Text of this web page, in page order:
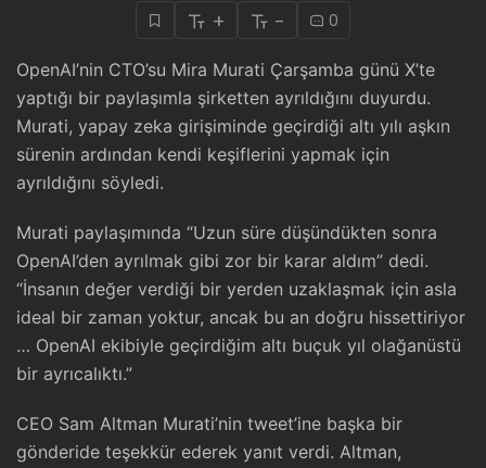
+ - 0
OpenAI’nin CTO’su Mira Murati Çarşamba günü X’te
yaptığı bir paylaşımla şirketten ayrıldığını duyurdu.
Murati, yapay zeka girişiminde geçirdiği altı yılı aşkın
sürenin ardından kendi keşiflerini yapmak için
ayrıldığını söyledi.
Murati paylaşımında “Uzun süre düşündükten sonra
OpenAI’den ayrılmak gibi zor bir karar aldım” dedi.
“İnsanın değer verdiği bir yerden uzaklaşmak için asla
ideal bir zaman yoktur, ancak bu an doğru hissettiriyor
… OpenAI ekibiyle geçirdiğim altı buçuk yıl olağanüstü
bir ayrıcalıktı.”
CEO Sam Altman Murati’nin tweet’ine başka bir
gönderide teşekkür ederek yanıt verdi. Altman,